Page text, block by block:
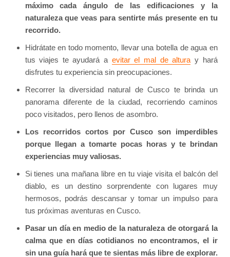
máximo cada ángulo de las edificaciones y la
naturaleza que veas para sentirte más presente en tu
recorrido.
Hidrátate en todo momento, llevar una botella de agua en
tus viajes te ayudará a evitar el mal de altura y hará
disfrutes tu experiencia sin preocupaciones.
Recorrer la diversidad natural de Cusco te brinda un
panorama diferente de la ciudad, recorriendo caminos
poco visitados, pero llenos de asombro.
Los recorridos cortos por Cusco son imperdibles
porque llegan a tomarte pocas horas y te brindan
experiencias muy valiosas.
Si tienes una mañana libre en tu viaje visita el balcón del
diablo, es un destino sorprendente con lugares muy
hermosos, podrás descansar y tomar un impulso para
tus próximas aventuras en Cusco.
Pasar un día en medio de la naturaleza de otorgará la
calma que en días cotidianos no encontramos, el ir
sin una guía hará que te sientas más libre de explorar.